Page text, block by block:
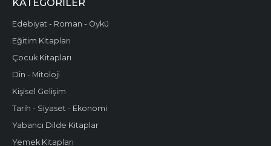
KATEGORILER
Edebiyat - Roman - Öykü
Eğitim Kitapları
Çocuk Kitapları
Din - Mitoloji
Kişisel Gelişim
Tarih - Siyaset - Ekonomi
Yabancı Dilde Kitaplar
Yemek Kitapları